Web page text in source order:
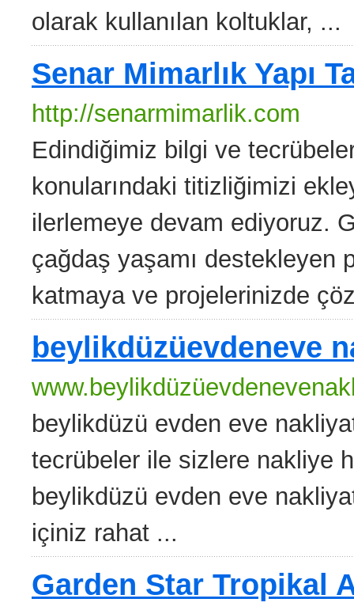
olarak kullanılan koltuklar, ...
Senar Mimarlık Yapı
http://senarmimarlik.com
Edindiğimiz bilgi ve
konularındaki titizliğimizi
ilerlemeye devam ediyoruz.
çağdaş yaşamı destekleyen
katmaya ve projelerinizde
beylikdüzüevdeneve
beylikdüzü evden eve
tecrübeler ile sizlere nakliye
beylikdüzü evden eve
içiniz rahat ...
Garden Star Tropikal